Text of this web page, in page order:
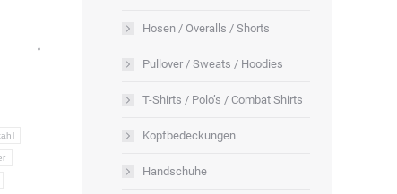
Hosen / Overalls / Shorts
Pullover / Sweats / Hoodies
T-Shirts / Polo’s / Combat Shirts
Kopfbedeckungen
Handschuhe